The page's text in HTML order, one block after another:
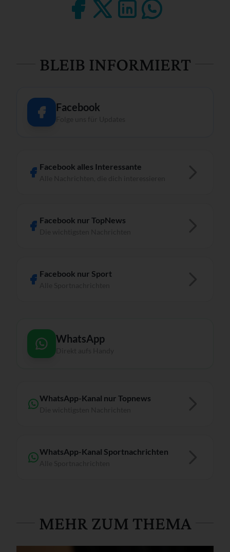
BLEIB INFORMIERT
Facebook
Facebook alles Interessante
Facebook nur TopNews
Facebook nur Sport
WhatsApp
WhatsApp-Kanal nur Topnews
WhatsApp-Kanal Sportnachrichten
MEHR ZUM THEMA